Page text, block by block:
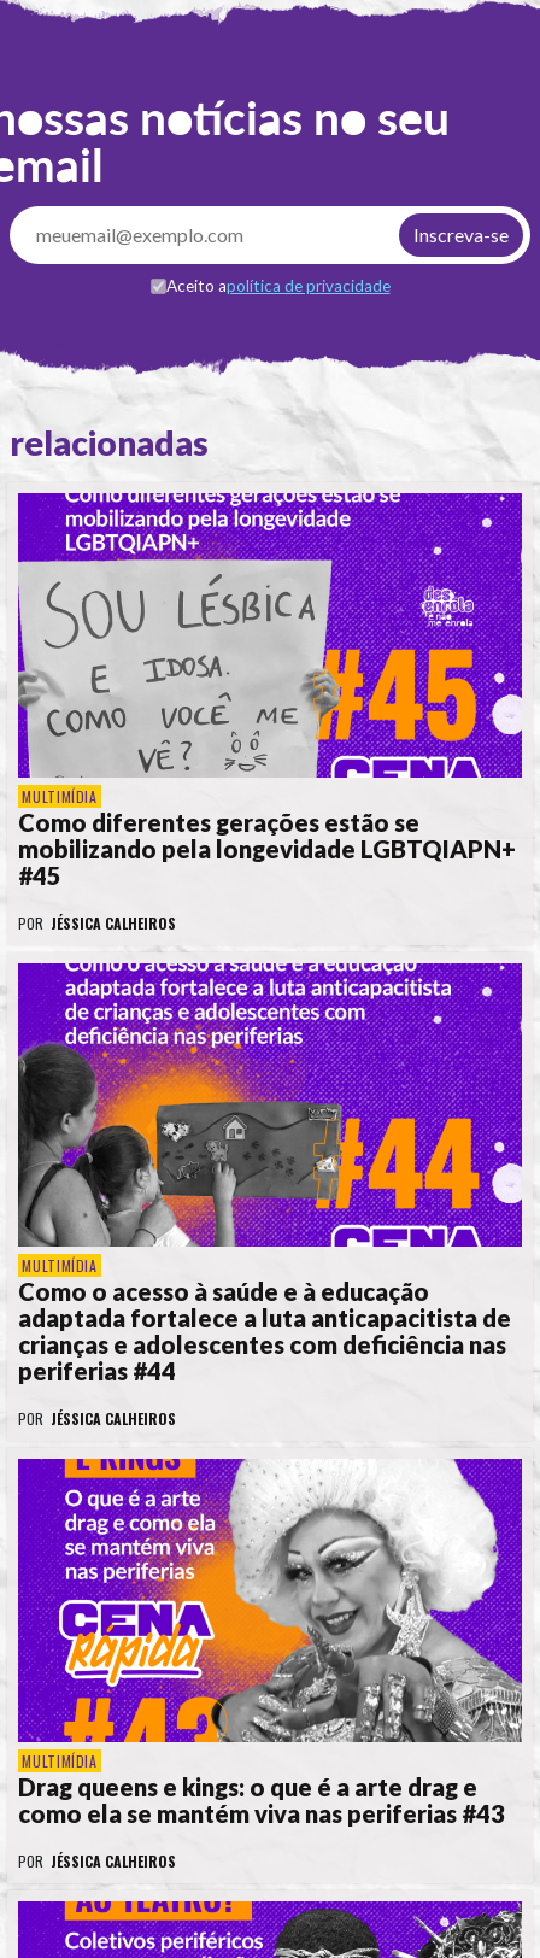
notícias no seu
Aceito apolítica de privacidade
relacionadas
MULTIMÍDIA
Como diferentes gerações estão se
mobilizando pela longevidade LGBTQIAPN+
#45
POR JÉSSICA CALHEIROS
MULTIMÍDIA
Como o acesso à saúde e à educação
adaptada fortalece a luta anticapacitista de
crianças e adolescentes com deficiência nas
periferias #44
POR JÉSSICA CALHEIROS
MULTIMÍDIA
Drag queens e kings: o que é a arte drag e
como ela se mantém viva nas periferias #43
POR JÉSSICA CALHEIROS